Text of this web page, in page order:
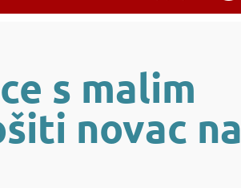
s malim
novac na